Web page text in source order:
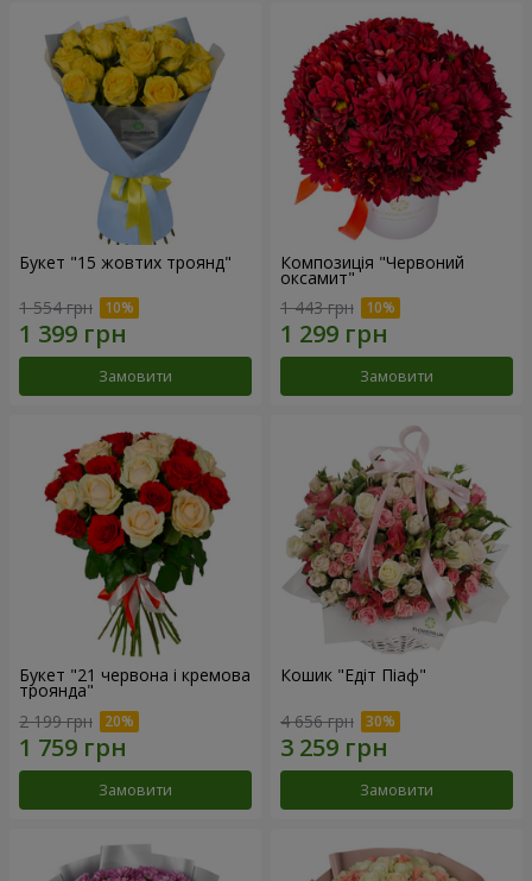
Букет "15 жовтих троянд"
1 554 грн
Замовити
Композиція "Червоний
оксамит"
1 443 грн
Замовити
Букет "21 червона і кремова
троянда"
2 199 грн
Замовити
Кошик "Едіт Піаф"
4 656 грн
Замовити